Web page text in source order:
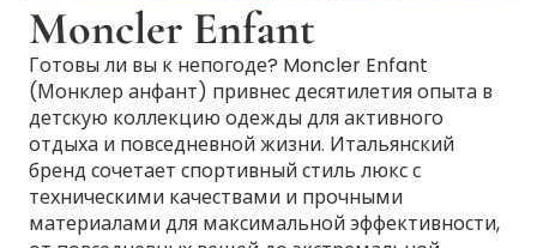
Moncler Enfant
Готовы ли вы к непогоде? Moncler Enfant
(Монклер анфант) привнес десятилетия опыта в
детскую коллекцию одежды для активного
отдыха и повседневной жизни. Итальянский
бренд сочетает спортивный стиль люкс с
техническими качествами и прочными
материалами для максимальной эффективности,